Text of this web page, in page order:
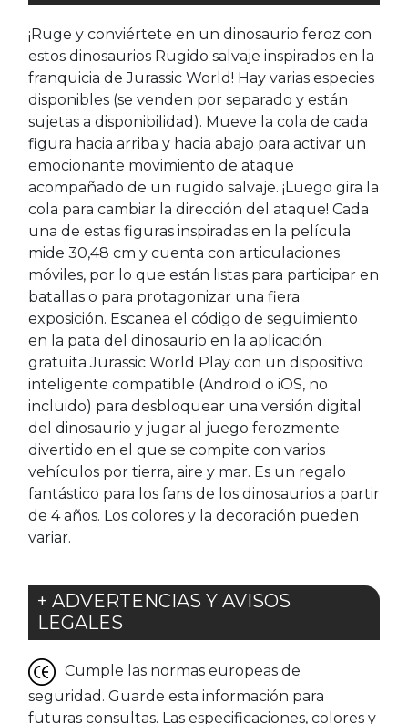
¡Ruge y conviértete en un dinosaurio feroz con
estos dinosaurios Rugido salvaje inspirados en la
franquicia de Jurassic World! Hay varias especies
disponibles (se venden por separado y están
sujetas a disponibilidad). Mueve la cola de cada
figura hacia arriba y hacia abajo para activar un
emocionante movimiento de ataque
acompañado de un rugido salvaje. ¡Luego gira la
cola para cambiar la dirección del ataque! Cada
una de estas figuras inspiradas en la película
mide 30,48 cm y cuenta con articulaciones
móviles, por lo que están listas para participar en
batallas o para protagonizar una fiera
exposición. Escanea el código de seguimiento
en la pata del dinosaurio en la aplicación
gratuita Jurassic World Play con un dispositivo
inteligente compatible (Android o iOS, no
incluido) para desbloquear una versión digital
del dinosaurio y jugar al juego ferozmente
divertido en el que se compite con varios
vehículos por tierra, aire y mar. Es un regalo
fantástico para los fans de los dinosaurios a partir
de 4 años. Los colores y la decoración pueden
variar.
+ ADVERTENCIAS Y AVISOS
LEGALES
Cumple las normas europeas de
seguridad. Guarde esta información para
futuras consultas. Las especificaciones, colores y